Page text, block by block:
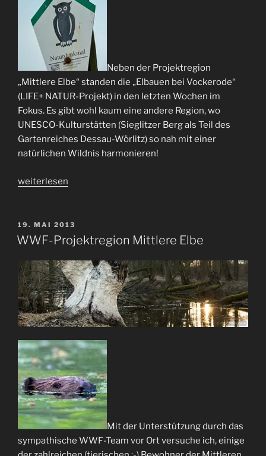
Neben der Projektregion
„Mittlere Elbe“ standen die „Elbauen bei Vockerode“
(LIFE+ NATUR-Projekt) in den letzten Wochen im
Fokus. Es gibt wohl kaum eine andere Region, wo
UNESCO-Kulturstätten (Sieglitzer Berg als Teil des
Gartenreiches Dessau-Wörlitz) so nah mit einer
natürlichen Wildnis harmonieren!
„WWF-
der
Elbe“
weiterlesen
VERÖFFENTLICHT
AM
19. MAI 2013
WWF-Projektregion Mittlere Elbe
Mit der Unterstützung durch das
sympathische WWF-Team vor Ort versuche ich, einige